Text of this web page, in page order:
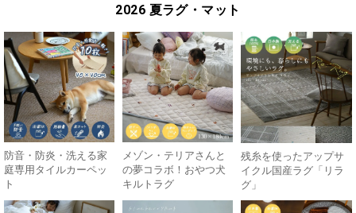
2026 夏ラグ・マット
防音・防炎・洗える家
庭専用タイルカーペッ
ト
メゾン・テリアさんと
の夢コラボ！おやつ犬
キルトラグ
残糸を使ったアップサ
イクル国産ラグ「リラ
グ」